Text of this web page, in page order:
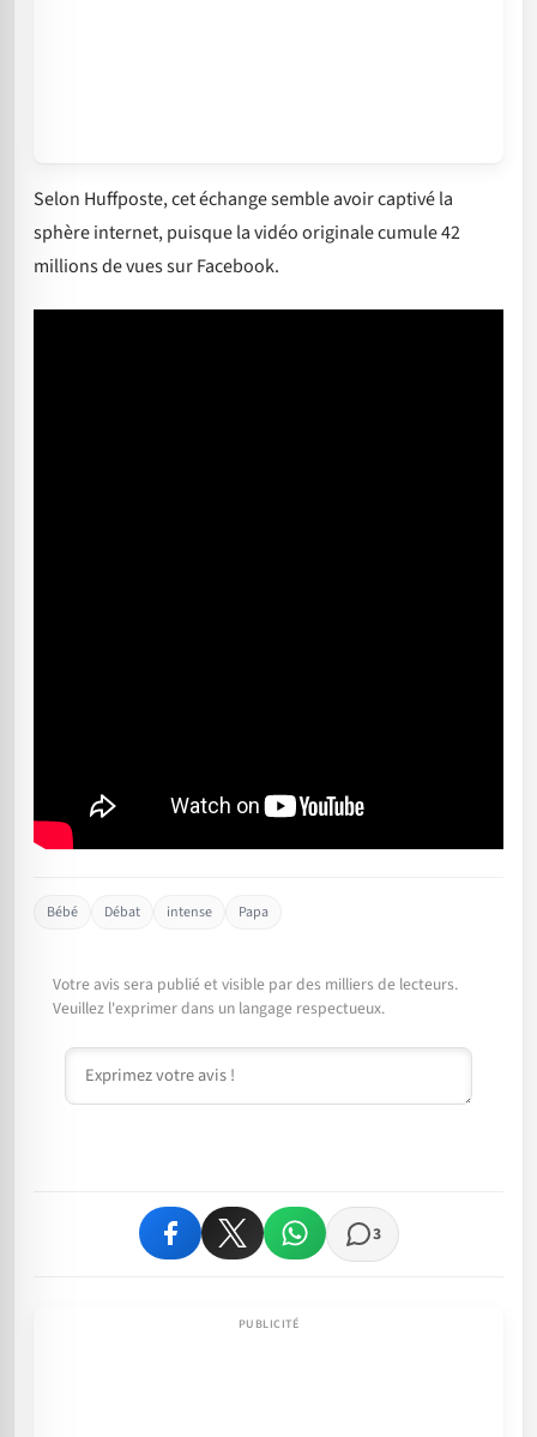
Selon Huffposte, cet échange semble avoir captivé la
sphère internet, puisque la vidéo originale cumule 42
millions de vues sur Facebook.
Bébé Débat intense Papa
Votre avis sera publié et visible par des milliers de lecteurs.
Veuillez l'exprimer dans un langage respectueux.
Commentaire
3